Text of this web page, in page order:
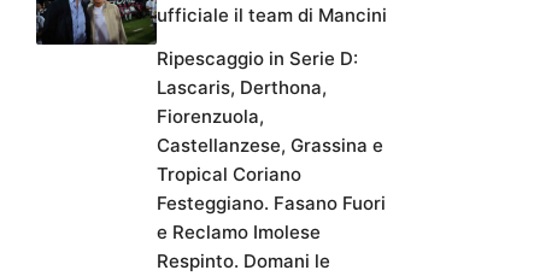
ufficiale il team di Mancini
Ripescaggio in Serie D:
Lascaris, Derthona,
Fiorenzuola,
Castellanzese, Grassina e
Tropical Coriano
Festeggiano. Fasano Fuori
e Reclamo Imolese
Respinto. Domani le